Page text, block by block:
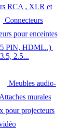
RCA , XLR et
Connecteurs
pour enceintes
5 PIN, HDMI...)
2.5...
Meubles audio-
Attaches murales
pour projecteurs